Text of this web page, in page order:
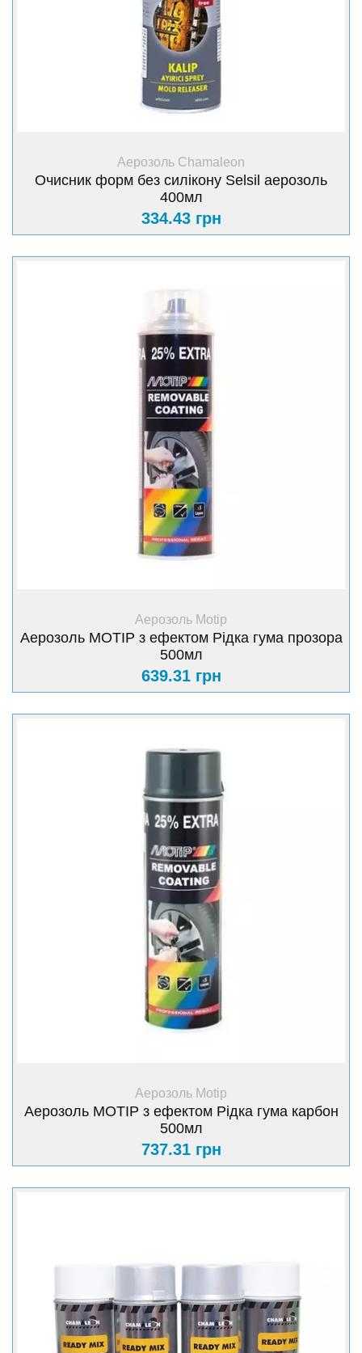
+ Купити
Аерозоль Chamaleon
Очисник форм без силікону Selsil аерозоль
400мл
334.43 грн
+ Купити
Аерозоль Motip
Аерозоль MOTIP з ефектом Рідка гума прозора
500мл
639.31 грн
+ Купити
Аерозоль Motip
Аерозоль MOTIP з ефектом Рідка гума карбон
500мл
737.31 грн